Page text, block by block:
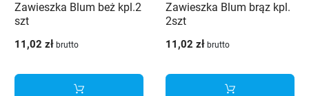
Zawieszka Blum beż kpl.2
szt
11,02 zł brutto
Zawieszka Blum brąz kpl.
2szt
11,02 zł brutto